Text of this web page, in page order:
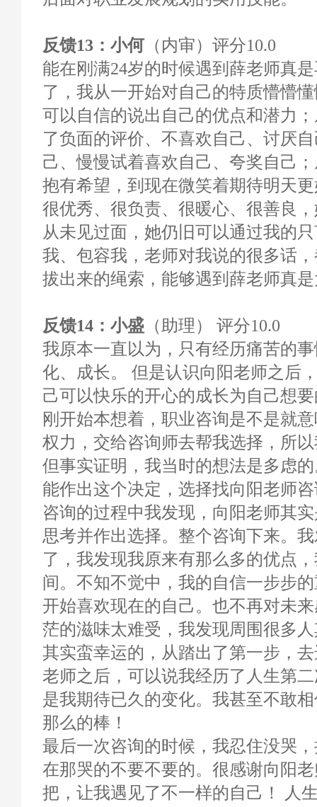
反馈13：小何（内审）评分10.0
能在刚满24岁的时候遇到薛老师真
了，我从一开始对自己的特质懵懵
可以自信的说出自己的优点和潜力
了负面的评价、不喜欢自己、讨厌
己、慢慢试着喜欢自己、夸奖自己
抱有希望，到现在微笑着期待明天
很优秀、很负责、很暖心、很善良
从未见过面，她仍旧可以通过我的
我、包容我，老师对我说的很多话
拔出来的绳索，能够遇到薛老师真
反馈14：小盛 （助理） 评分10.0
我原本一直以为，只有经历痛苦的
化、成长。 但是认识向阳老师之后
己可以快乐的开心的成长为自己想
刚开始本想着，职业咨询是不是就
权力，交给咨询师去帮我选择，所
但事实证明，我当时的想法是多虑
能作出这个决定，选择找向阳老师
咨询的过程中我发现，向阳老师其
思考并作出选择。整个咨询下来。
了，我发现我原来有那么多的优点
间。不知不觉中，我的自信一步步
开始喜欢现在的自己。也不再对未
茫的滋味太难受，我发现周围很多
其实蛮幸运的，从踏出了第一步，
老师之后，可以说我经历了人生第
是我期待已久的变化。我甚至不敢
那么的棒！
最后一次咨询的时候，我忍住没哭
在那哭的不要不要的。很感谢向阳
把，让我遇见了不一样的自己！ 人